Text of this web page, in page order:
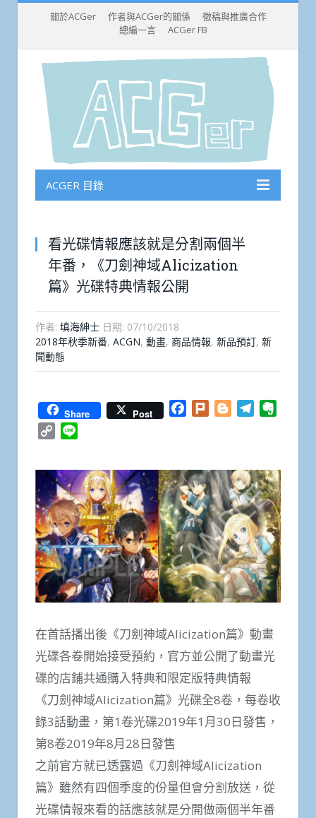
關於ACGer 作者與ACGer的關係
徵稿與推廣合作
總編一言
ACGer FB
ACGER 目錄
看光碟情報應該就是分割兩個半
年番，《刀劍神域Alicization
篇》光碟特典情報公開
作者: 填海紳士 日期: 07/10/2018
2018年秋季新番, ACGN, 動畫, 商品情報, 新品預訂, 新
聞動態
Share Post Facebook
Plurk BloggerTelegram
Copy
在首話播出後《刀劍神域Alicization篇》動畫
光碟各卷開始接受預約，官方並公開了動畫光
碟的店鋪共通購入特典和限定版特典情報
《刀劍神域Alicization篇》光碟全8卷，每卷收
錄3話動畫，第1卷光碟2019年1月30日發售，
第8卷2019年8月28日發售
之前官方就已透露過《刀劍神域Alicization
篇》雖然有四個季度的份量但會分割放送，從
光碟情報來看的話應該就是分開做兩個半年番